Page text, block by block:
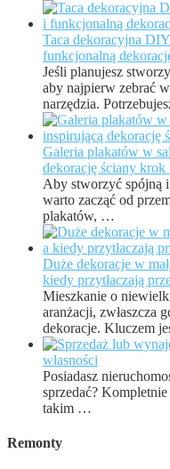
Taca dekoracyjna
funkcjonalną
Jeśli planujesz
aby najpierw zebrać
narzędzia.
Galeria plakatów w
dekorację ściany krok
Aby stworzyć spójną
warto zacząć od
plakatów, …
Duże dekoracje w
kiedy przytłaczają
Mieszkanie o
aranżacji, zwłaszcza
dekoracje. Kluczem
własności
Posiadasz
sprzedać?
takim …
Remonty